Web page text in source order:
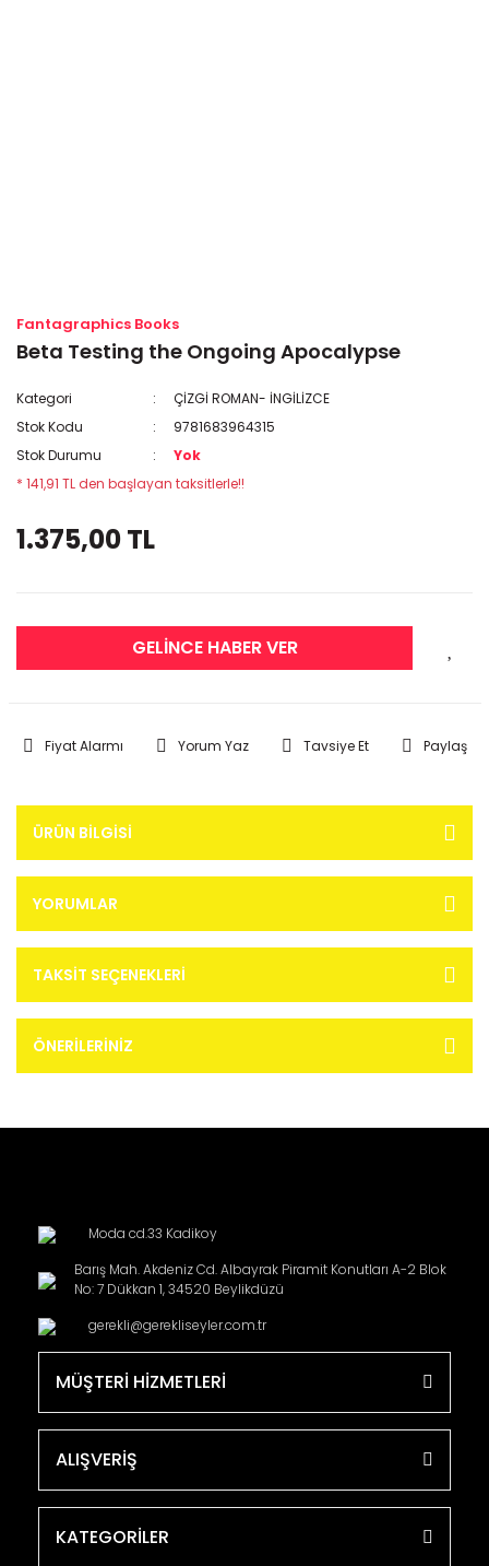
Fantagraphics Books
Beta Testing the Ongoing Apocalypse
Kategori
ÇİZGİ ROMAN- İNGİLİZCE
Stok Kodu
9781683964315
Stok Durumu
Yok
* 141,91 TL den başlayan taksitlerle!!
1.375,00 TL
GELİNCE HABER VER
Fiyat Alarmı Yorum Yaz Tavsiye Et Paylaş
ÜRÜN BILGISI
YORUMLAR
TAKSIT SEÇENEKLERI
ÖNERILERINIZ
Moda cd.33 Kadikoy
Barış Mah. Akdeniz Cd. Albayrak Piramit Konutları A-2 Blok
No: 7 Dükkan 1, 34520 Beylikdüzü
gerekli@gerekliseyler.com.tr
MÜŞTERİ HİZMETLERİ
ALIŞVERİŞ
KATEGORİLER